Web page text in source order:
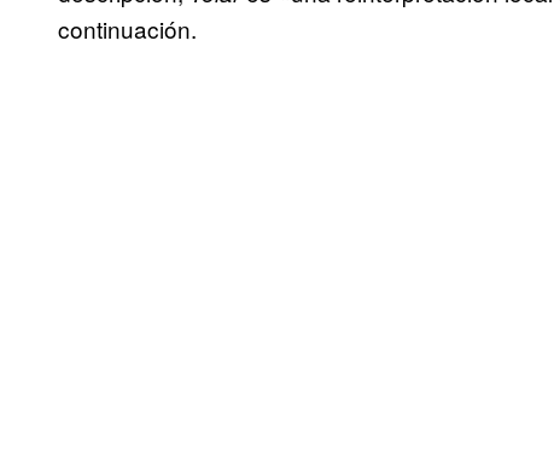
continuación.